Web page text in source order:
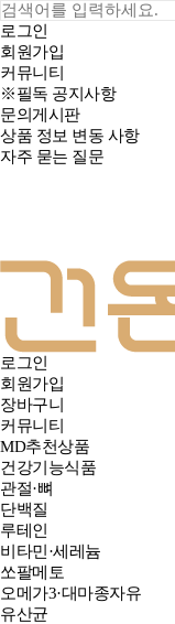
로그인
회원가입
커뮤니티
※필독 공지사항
문의게시판
상품 정보 변동 사항
자주 묻는 질문
로그인
회원가입
장바구니
커뮤니티
MD추천상품
건강기능식품
관절·뼈
단백질
루테인
비타민·세레늄
쏘팔메토
오메가3·대마종자유
유산균